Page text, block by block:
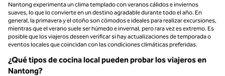
Nantong experimenta un clima templado con veranos cálidos e inviernos
suaves, lo que lo convierte en un destino agradable durante todo el año. En
general, la primavera y el otoño son cómodos e ideales para realizar excursiones,
mientras que el verano suele ser húmedo e invernal, pero rara vez es extremo. Es
posible que los viajeros deseen verificar si hay actualizaciones de temporada o
eventos locales que coincidan con las condiciones climáticas preferidas.
¿Qué tipos de cocina local pueden probar los viajeros en
Nantong?